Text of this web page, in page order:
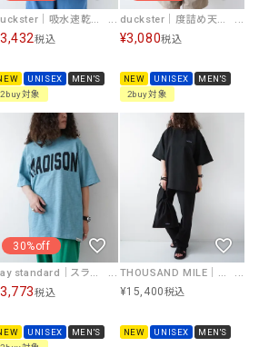
duckster｜吸水速乾 LOOSE FIT ポケットTEE（COFFEE) [[950202]][D]
3,432税込
UNISEX
MEN'S
2buy対象
duckster｜度詰め天竺 REGULAR FIT TEE（MELLOW OUT BOY） [[951903]][D]
¥3,080税込
NEW UNISEX
MEN'S
2buy対象
30%off
day standard｜スラブ天竺シンプルロゴTシャツ [[M5016211]][D]
3,773税込
UNISEX
MEN'S
THOUSAND MILE｜SHORT SLEEVE T-SHIRT＆LONG PANTS SET [[TM261HA00291]][D]
¥15,400税込
NEW UNISEX MEN'S